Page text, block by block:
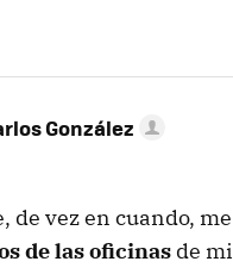
González
de vez en cuando,
de las oficinas de